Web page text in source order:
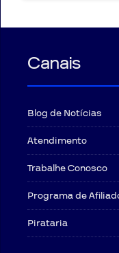
Canais
Blog de Notícias
Atendimento
Trabalhe Conosco
Programa de
Pirataria